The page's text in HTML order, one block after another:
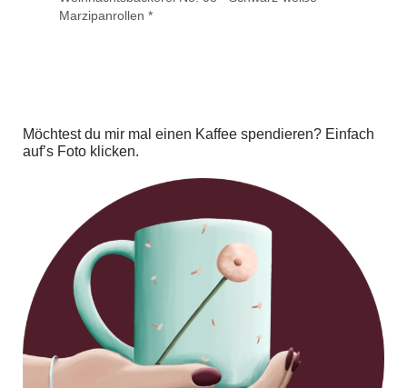
Marzipanrollen *
Möchtest du mir mal einen Kaffee spendieren? Einfach
auf’s Foto klicken.